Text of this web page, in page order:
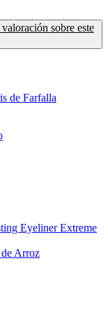
sobre este
de Farfalla
Eyeliner Extreme
Arroz